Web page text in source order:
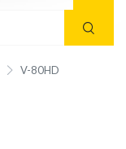
V-80HD